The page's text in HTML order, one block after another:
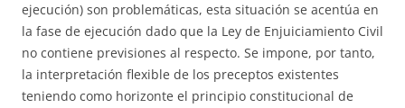
ejecución) son problemáticas, esta situación se acentúa en
la fase de ejecución dado que la Ley de Enjuiciamiento Civil
no contiene previsiones al respecto. Se impone, por tanto,
la interpretación flexible de los preceptos existentes
teniendo como horizonte el principio constitucional de